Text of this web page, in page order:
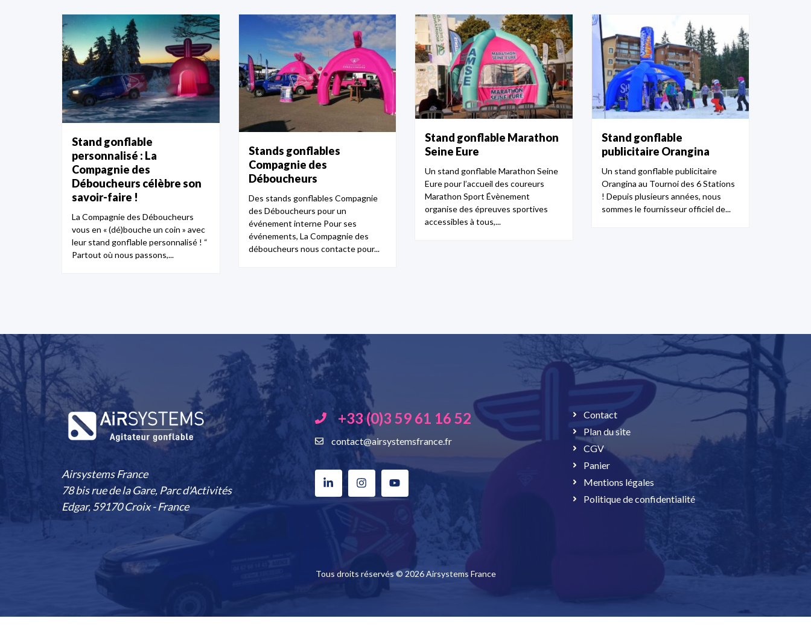
Stand gonflable
personnalisé : La
Compagnie des
Déboucheurs célèbre son
savoir-faire !
La Compagnie des Déboucheurs
vous en « (dé)bouche un coin » avec
leur stand gonflable personnalisé ! “
Partout où nous passons,...
Stands gonflables
Compagnie des
Déboucheurs
Des stands gonflables Compagnie
des Déboucheurs pour un
événement interne Pour ses
événements, La Compagnie des
déboucheurs nous contacte pour...
Stand gonflable Marathon
Seine Eure
Un stand gonflable Marathon Seine
Eure pour l’accueil des coureurs
Marathon Sport Évènement
organise des épreuves sportives
accessibles à tous,...
Stand gonflable
publicitaire Orangina
Un stand gonflable publicitaire
Orangina au Tournoi des 6 Stations
! Depuis plusieurs années, nous
sommes le fournisseur officiel de...
Airsystems France
78 bis rue de la Gare, Parc d'Activités
Edgar, 59170 Croix - France
+33 (0)3 59 61 16 52
contact@airsystemsfrance.fr
Contact
Plan du site
CGV
Panier
Mentions légales
Politique de confidentialité
Tous droits réservés © 2026 Airsystems France